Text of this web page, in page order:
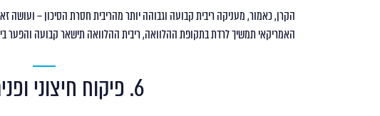
הקרן, כאמור, מעניקה ריבית קבועה וגבוהה יותר מהריבית חסרת הסיכון – ועושה
האמריקאי תמשיך לרדת בתקופת ההלוואה, ריבית ההלוואה תישאר קבועה והפער בין
6. פיקוח חיצוני ופנימי הדוק